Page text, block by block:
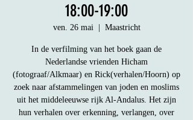
18:00-19:00
ven. 26 mai
  |
Maastricht
In de verfilming van het boek gaan de
Nederlandse vrienden Hicham
(fotograaf/Alkmaar) en Rick(verhalen/Hoorn) op
zoek naar afstammelingen van joden en moslims
uit het middeleeuwse rijk Al-Andalus. Het zijn
hun verhalen over erkenning, verlangen, over